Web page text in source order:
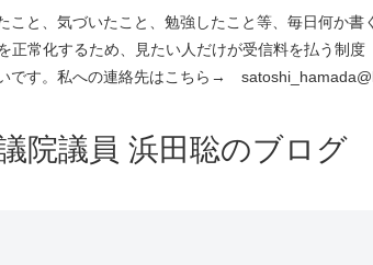
と、気づいたこと、勉強したこと等、毎日何か
常化するため、見たい人だけが受信料を払う制
です。私への連絡先はこちら→
院議員 浜田聡のブログ